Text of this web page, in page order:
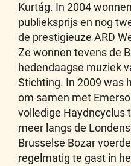
Kurtág. In 2004
publieksprijs en nog
de prestigieuze ARD
Ze wonnen tevens de
hedendaagse muziek
Stichting. In 2009 was
om samen met
volledige Haydncyclus
meer langs de
Brusselse Bozar
regelmatig te gast in